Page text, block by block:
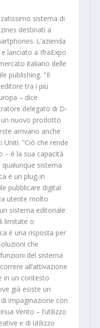
sistema di
destinati a
L’azienda
lanciato a IfraExpo
italiano delle
publishing. "Il
tra i più
– dice
delegato di D-
un nuovo prodotto
arrivano anche
Uniti. "Ciò che rende
– è la sua capacità
sistema
è un plug-in
pubblicare digital
utente molto
sistema editoriale
limitate o
è una risposta per
che
del sistema
all’attivazione
in un contesto
già esiste un
impaginazione con
Vento – l’utilizzo
e di utilizzo